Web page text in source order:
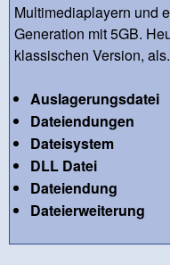
Multimediaplayern und
Generation mit 5GB.
klassischen Version,
Auslagerungsdatei
Dateiendungen
Dateisystem
DLL Datei
Dateiendung
Dateierweiterung